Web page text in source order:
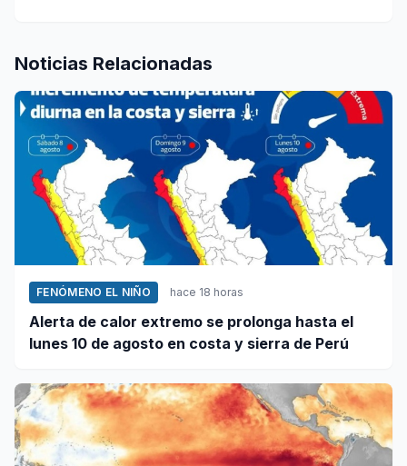
Noticias Relacionadas
FENÓMENO EL NIÑO hace 18 horas
Alerta de calor extremo se prolonga hasta el
lunes 10 de agosto en costa y sierra de Perú